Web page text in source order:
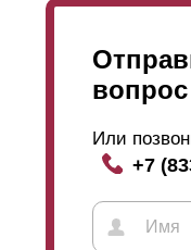
вопрос
Или
+7